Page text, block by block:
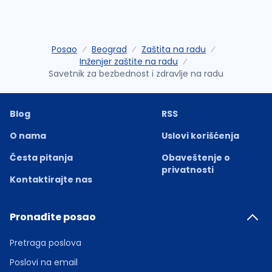
Posao Beograd
Zaštita na radu
Inženjer zaštite na radu
Savetnik za bezbednost i zdravlje na radu
Blog
O nama
Česta pitanja
Kontaktirajte nas
RSS
Uslovi korišćenja
Obaveštenje o
privatnosti
Pronađite posao
Pretraga poslova
Poslovi na email